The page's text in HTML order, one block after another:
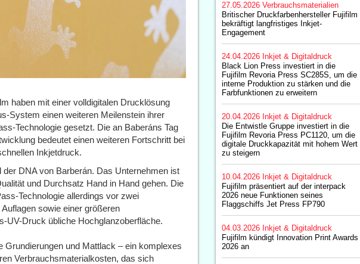
haben mit einer volldigitalen Drucklösung
System einen weiteren Meilenstein ihrer
Technologie gesetzt. Die an Baberáns Tag
bedeutet einen weiteren Fortschritt bei
Inkjetdruck.
DNA von Barberán. Das Unternehmen ist
und Durchsatz Hand in Hand gehen. Die
Technologie allerdings vor zwei
sowie einer größeren
UV-Druck übliche Hochglanzoberfläche.
und Mattlack – ein komplexes
Verbrauchsmaterialkosten, das sich
27.05.2026 Verbrauchsmaterialien
Britischer Druckfarbenhersteller Fujifilm
bekräftigt langfristiges Inkjet-
Engagement
24.04.2026 Inkjet & Digitaldruck
Black Lion Press investiert in die
Fujifilm Revoria Press SC285S, um die
interne Produktion zu stärken und die
Farbfunktionen zu erweitern
20.04.2026 Inkjet & Digitaldruck
Die Entwistle Gruppe investiert in die
Fujifilm Revoria Press PC1120, um die
digitale Druckkapazität mit hohem Wert
zu steigern
10.04.2026 Inkjet & Digitaldruck
Fujifilm präsentiert auf der interpack
2026 neue Funktionen seines
Flaggschiffs Jet Press FP790
04.03.2026 Inkjet & Digitaldruck
Fujifilm kündigt Innovation Print Awards
2026 an